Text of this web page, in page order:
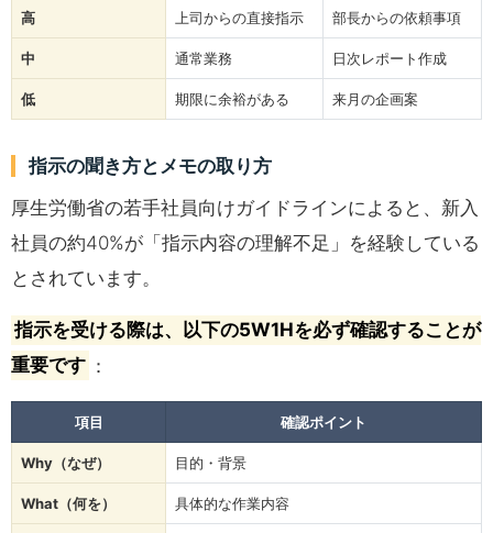
高 上司からの直接指示 部長からの依頼事項
中 通常業務 日次レポート作成
低 期限に余裕がある 来月の企画案
指示の聞き方とメモの取り方
厚生労働省の若手社員向けガイドラインによると、新入
社員の約40%が「指示内容の理解不足」を経験している
とされています。
指示を受ける際は、以下の5W1Hを必ず確認することが
重要です ：
項目 確認ポイント
Why（なぜ） 目的・背景
What（何を） 具体的な作業内容